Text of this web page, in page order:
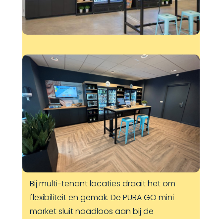
Bij multi-tenant locaties draait het om
flexibiliteit en gemak. De PURA GO mini
market sluit naadloos aan bij de